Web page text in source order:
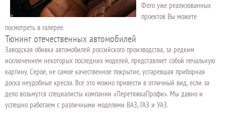
Фото уже реализованных
проектов Вы можете
посмотреть в галерее.
Тюнинг отечественных автомобилей
Заводская обивка автомобилей российского производства, за редким
исключением некоторых последних моделей, представляет собой печальную
картину. Серое, не самое качественное покрытие, устаревшая приборная
доска неудобные кресла. Все это можно привести в отличный вид, если за
дело возьмутся специалисты компании «ПеретяжкаПрофи». Мы давно и
успешно работаем с различными моделями ВАЗ, ГАЗ и УАЗ.